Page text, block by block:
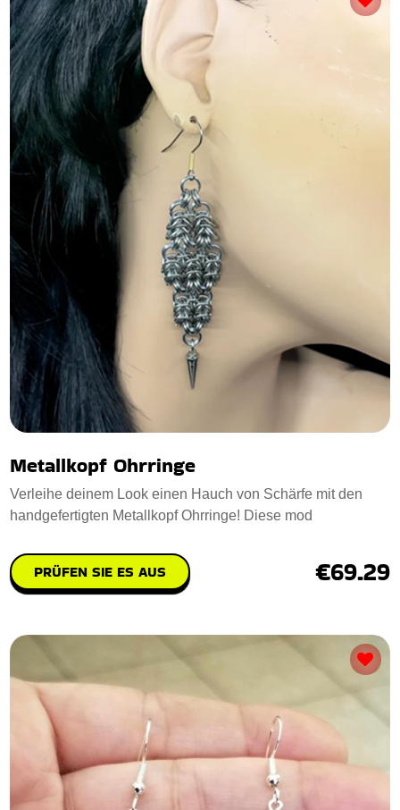
Metallkopf Ohrringe
Verleihe deinem Look einen Hauch von Schärfe mit den
handgefertigten Metallkopf Ohrringe! Diese mod
PRÜFEN SIE ES AUS €69.29